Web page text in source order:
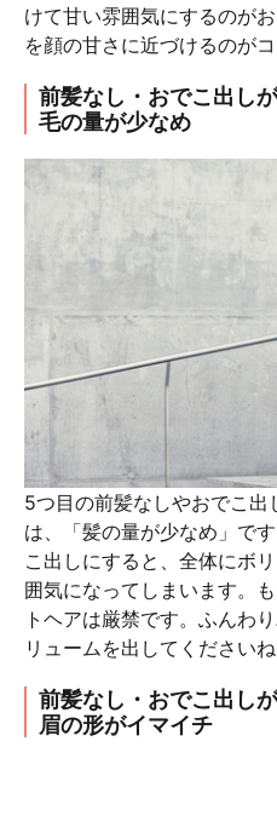
けて甘い雰囲気にするのが
を顔の甘さに近づけるのがコ
前髪なし・おでこ出し
毛の量が少なめ
5つ目の前髪なしやおでこ
は、「髪の量が少なめ」で
こ出しにすると、全体にボ
囲気になってしまいます。
トヘアは厳禁です。ふんわ
リュームを出してくださいね
前髪なし・おでこ出し
眉の形がイマイチ